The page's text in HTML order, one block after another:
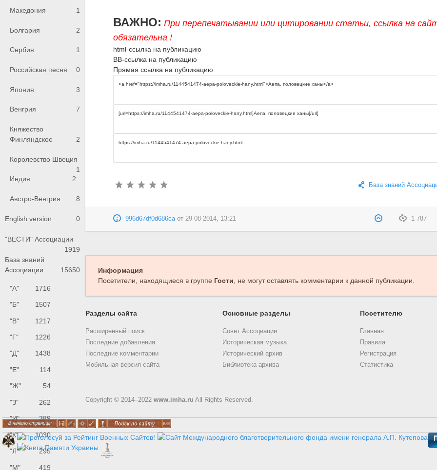
Македония 1
Болгария 2
Сербия 1
Российская песня 0
Япония 3
Венгрия 7
Княжество
Финляндское
2
Королевство Швеция
1
Индия
2
Австро-Венгрия 8
English version 0
"ВЕСТИ" Ассоциации
1919
База знаний
Ассоциации
15650
"А" 1716
"Б" 1507
"В" 1217
"Г" 1226
"Д" 1438
"Е" 114
"Ж" 54
"З" 262
"И" 389
"К" 1030
"Л" 295
"М" 419
ВАЖНО: При перепечатывании или цитировании статьи, ссылка на
обязательна !
html-ссылка на публикацию
BB-ссылка на публикацию
Прямая ссылка на публикацию
База знаний
1 787
996d67df0d686caот29-08-2014, 13:21
Информация
Посетители, находящиеся в группе Гости, не могут оставлять комментарии к данной публикации.
Разделы сайта
Расширенный поиск
Последние добавления
Последние комментарии
Мобильная версия сайта
Основные разделы
Совет Ассоциации
Историческая музыка
Исторический архив
Библиотека архива
Посетителю
Главная
Правила
Регистрация
Статистика
Copyright © 2014–2022 www.imha.ru All Rights Reserved.